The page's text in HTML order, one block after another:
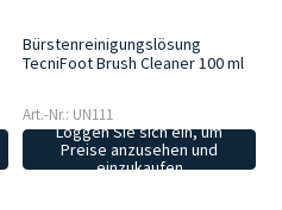
Bürstenreinigungslösung
TecniFoot Brush Cleaner 100 ml
Art.-Nr.: UN111
Loggen Sie sich ein, um
Preise anzusehen und
einzukaufen